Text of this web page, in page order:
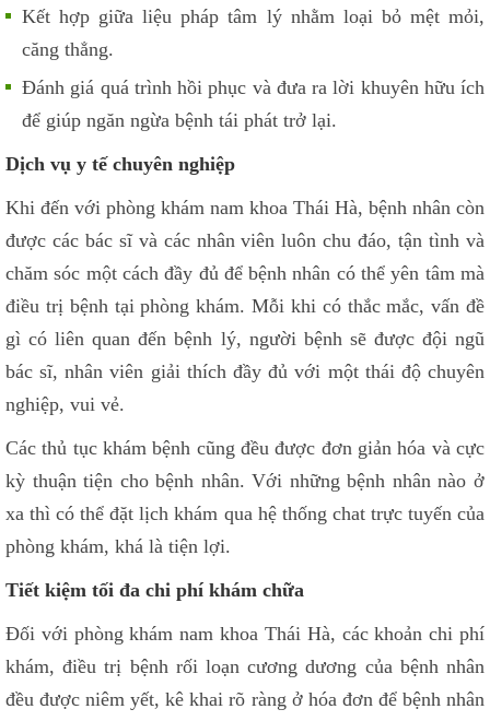
Kết hợp giữa liệu pháp tâm lý nhằm loại bỏ mệt mỏi,
căng thẳng.
Đánh giá quá trình hồi phục và đưa ra lời khuyên hữu ích
để giúp ngăn ngừa bệnh tái phát trở lại.
Dịch vụ y tế chuyên nghiệp
Khi đến với phòng khám nam khoa Thái Hà, bệnh nhân còn
được các bác sĩ và các nhân viên luôn chu đáo, tận tình và
chăm sóc một cách đầy đủ để bệnh nhân có thể yên tâm mà
điều trị bệnh tại phòng khám. Mỗi khi có thắc mắc, vấn đề
gì có liên quan đến bệnh lý, người bệnh sẽ được đội ngũ
bác sĩ, nhân viên giải thích đầy đủ với một thái độ chuyên
nghiệp, vui vẻ.
Các thủ tục khám bệnh cũng đều được đơn giản hóa và cực
kỳ thuận tiện cho bệnh nhân. Với những bệnh nhân nào ở
xa thì có thể đặt lịch khám qua hệ thống chat trực tuyến của
phòng khám, khá là tiện lợi.
Tiết kiệm tối đa chi phí khám chữa
Đối với phòng khám nam khoa Thái Hà, các khoản chi phí
khám, điều trị bệnh rối loạn cương dương của bệnh nhân
đều được niêm yết, kê khai rõ ràng ở hóa đơn để bệnh nhân